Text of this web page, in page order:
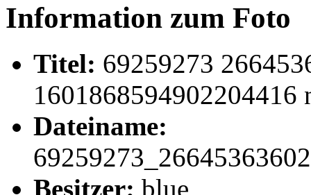
Information zum Foto
Titel: 69259273
1601868594902204416
Dateiname:
Besitzer: blue